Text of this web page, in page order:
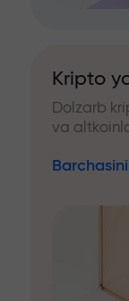
Kripto
Dolzarb
va